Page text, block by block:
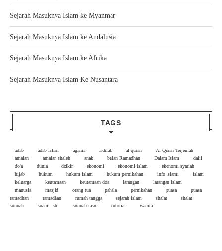
Sejarah Masuknya Islam ke Myanmar
Sejarah Masuknya Islam ke Andalusia
Sejarah Masuknya Islam ke Afrika
Sejarah Masuknya Islam Ke Nusantara
TAGS
adab adab islam agama akhlak al-quran
Al Quran Terjemah
amalan
amalan shaleh anak bulan Ramadhan Dalam Islam
dalil
do'a
dunia dzikir ekonomi ekonomi islam
ekonomi syariah
hijab
hukum hukum islam hukum pernikahan info islami
islam
keluarga
keutamaan keutamaan doa larangan
larangan islam
manusia
masjid orang tua pahala pernikahan puasa
puasa
ramadhan
ramadhan rumah tangga sejarah islam shalat
shalat
sunnah
suami istri sunnah rasul tutorial wanita